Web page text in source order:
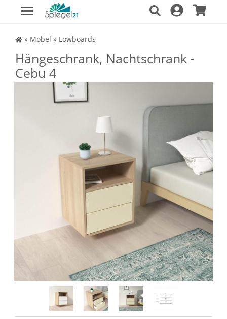
Spiegel Shop
» Möbel » Lowboards
Hängeschrank, Nachtschrank -
Cebu 4